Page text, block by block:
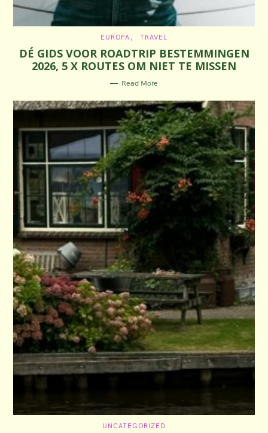
T
E
G
O
R
I
S
EUROPA TRAVEL
DÉ GIDS VOOR ROADTRIP BESTEMMINGEN
2026, 5 X ROUTES OM NIET TE MISSEN
Read More
C
UNCATEGORIZED